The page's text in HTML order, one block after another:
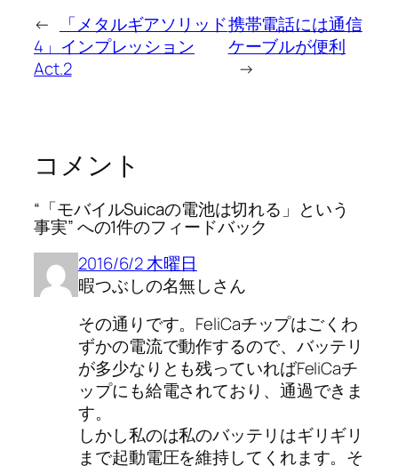
←
「メタルギアソリッド
4」インプレッション
Act.2
携帯電話には通信
ケーブルが便利
→
コメント
“「モバイルSuicaの電池は切れる」という
事実” への1件のフィードバック
2016/6/2 木曜日
暇つぶしの名無しさん
その通りです。FeliCaチップはごくわ
ずかの電流で動作するので、バッテリ
が多少なりとも残っていればFeliCaチ
ップにも給電されており、通過できま
す。
しかし私のは私のバッテリはギリギリ
まで起動電圧を維持してくれます。そ